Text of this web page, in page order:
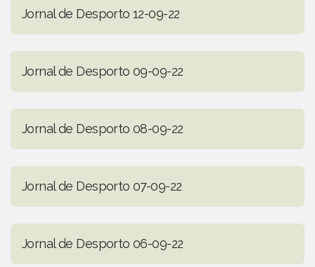
Jornal de Desporto 12-09-22
Jornal de Desporto 09-09-22
Jornal de Desporto 08-09-22
Jornal de Desporto 07-09-22
Jornal de Desporto 06-09-22